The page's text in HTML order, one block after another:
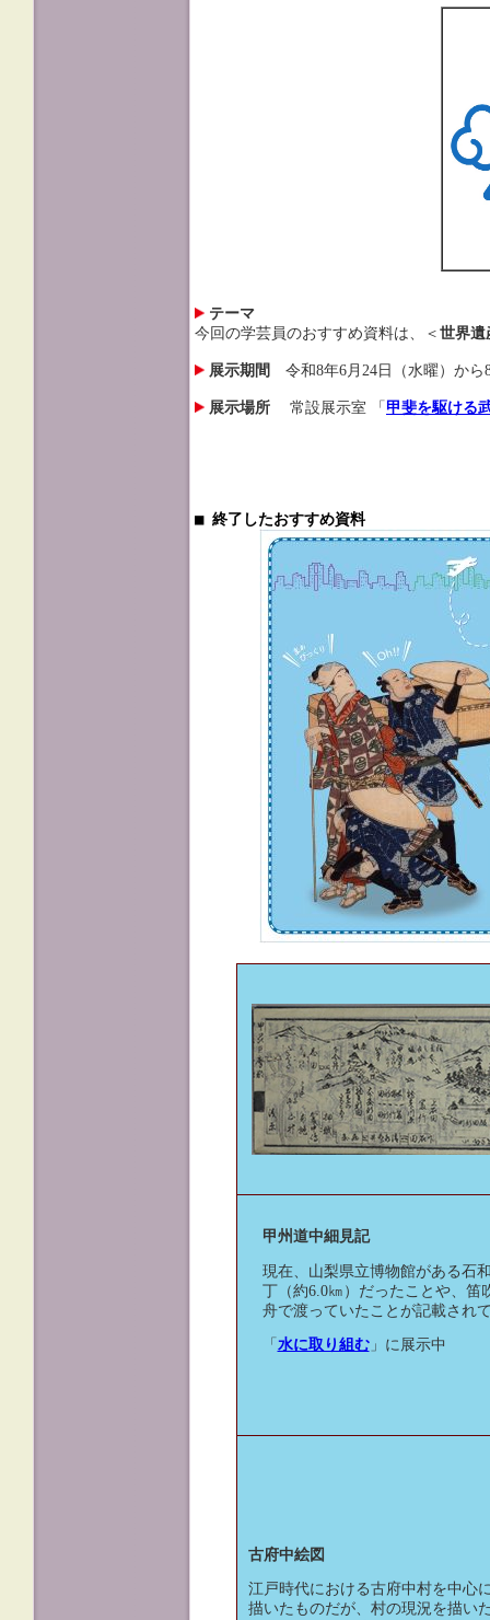
テーマ
今回の学芸員のおすすめ資料は、＜ 世界
展示期間 令和8年6月24日（水曜）から
展示場所 常設展示室 「 甲斐を駆ける
■ 終了したおすすめ資料
甲州道中細見記
現在、山梨県立博物館がある石
丁（約6.0㎞）だったことや、笛
舟で渡っていたことが記載され
「 水に取り組む」に展示中
古府中絵図
江戸時代における古府中村を中心
描いたものだが、村の現況を描い